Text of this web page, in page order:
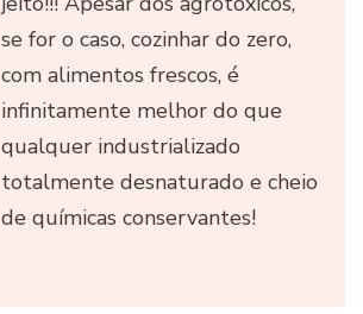
se for o caso, cozinhar do zero,
com alimentos frescos, é
infinitamente melhor do que
qualquer industrializado
totalmente desnaturado e cheio
de químicas conservantes!